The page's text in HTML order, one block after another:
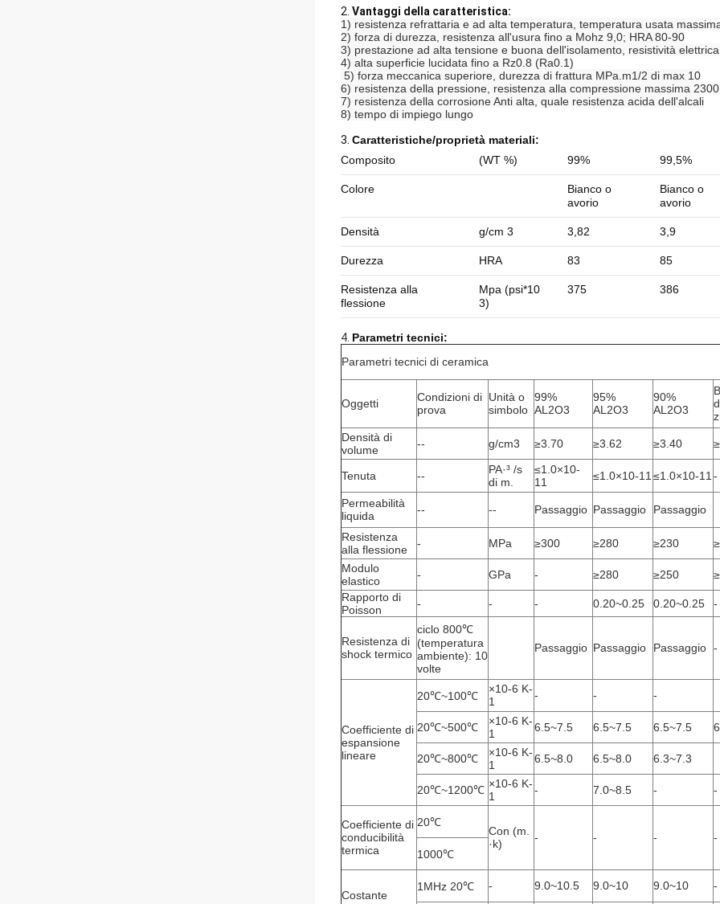
2. Vantaggi della caratteristica:
1) resistenza refrattaria e ad alta temperatura, temperatura usata
2) forza di durezza, resistenza all'usura fino a Mohz 9,0; HRA 80-90
3) prestazione ad alta tensione e buona dell'isolamento, resistività
4) alta superficie lucidata fino a Rz0.8 (Ra0.1)
5) forza meccanica superiore, durezza di frattura MPa.m1/2 di max 10
6) resistenza della pressione, resistenza alla compressione massima
7) resistenza della corrosione Anti alta, quale resistenza acida dell'alcali
8) tempo di impiego lungo
3. Caratteristiche/proprietà materiali:
Composito
(WT %) 99% 99,5%
Colore
Bianco o
avorio
Bianco o
avorio
Densità g/cm 3 3,82 3,9
Durezza HRA 83 85
Resistenza alla
flessione
Mpa (psi*10
3)
375 386
4. Parametri tecnici:
Parametri tecnici di ceramica
Oggetti
Condizioni di
prova
Unità o
simbolo
99%
AL2O3
95%
AL2O3
90%
AL2O3
Densità di
volume
-- g/cm3 ≥3.70 ≥3.62 ≥3.40
Tenuta --
PA·³ /s
di m.
≤1.0×10-
11
≤1.0×10-11 ≤1.0×10-11 -
Permeabilità
liquida
-- -- Passaggio Passaggio Passaggio
Resistenza
alla flessione
- MPa ≥300 ≥280 ≥230
Modulo
elastico
- GPa - ≥280 ≥250
Rapporto di
Poisson
- - - 0.20~0.25 0.20~0.25 -
Resistenza di
shock termico
ciclo 800℃
(temperatura
ambiente): 10
volte
Passaggio Passaggio Passaggio -
Coefficiente di
espansione
lineare
20℃~100℃
×10-6 K-
1
- - -
20℃~500℃
×10-6 K-
1
6.5~7.5 6.5~7.5 6.5~7.5
20℃~800℃
×10-6 K-
1
6.5~8.0 6.5~8.0 6.3~7.3
20℃~1200℃ ×10-6 K-
1
- 7.0~8.5 - -
Coefficiente di
conducibilità
termica
20℃
Con (m.
·k)
- - - -
1000℃
Costante
1MHz 20℃ - 9.0~10.5 9.0~10 9.0~10 -